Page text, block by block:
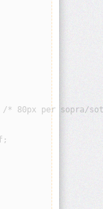
* 80px per sopra/